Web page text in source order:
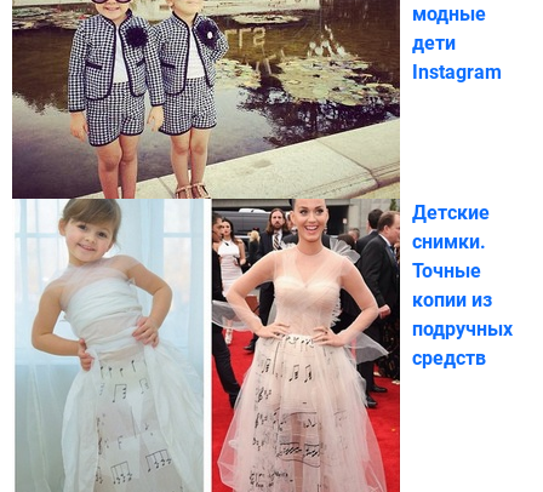
модные
дети
Instagram
Детские
снимки.
Точные
копии из
подручных
средств